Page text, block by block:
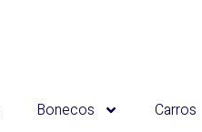
Bonecos Carros